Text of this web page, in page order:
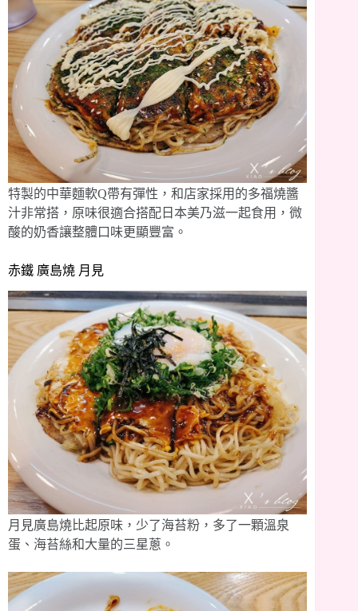
特製的中華麵軟Q帶有彈性，和店家採用的多福燒醬
汁非常搭，原味很適合搭配日本美乃滋一起食用，微
酸的奶香讓整體口味更顯豐富。
赤鐵 廣島燒 月見
月見廣島燒比起原味，少了海苔粉，多了一顆溫泉
蛋、海苔絲和大量的三星蔥。